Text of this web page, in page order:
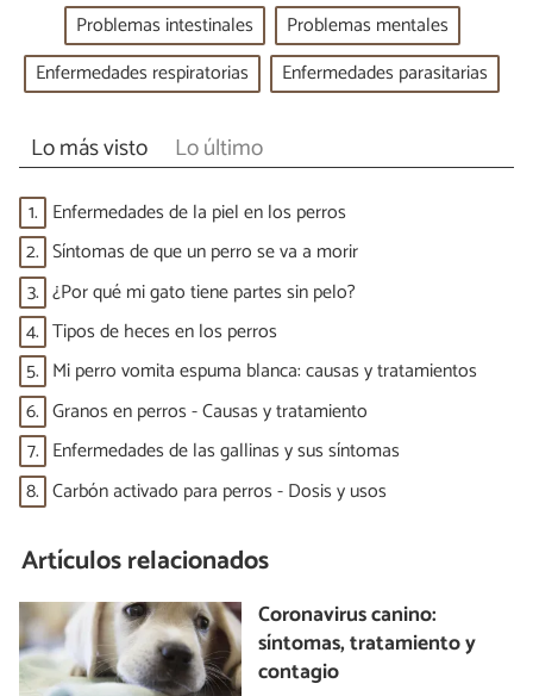
Problemas intestinales
Problemas mentales
Enfermedades respiratorias
Enfermedades parasitarias
Lo más visto Lo último
1. Enfermedades de la piel en los perros
2. Síntomas de que un perro se va a morir
3. ¿Por qué mi gato tiene partes sin pelo?
4. Tipos de heces en los perros
5. Mi perro vomita espuma blanca: causas y tratamientos
6. Granos en perros - Causas y tratamiento
7. Enfermedades de las gallinas y sus síntomas
8. Carbón activado para perros - Dosis y usos
Artículos relacionados
Coronavirus canino:
síntomas, tratamiento y
contagio